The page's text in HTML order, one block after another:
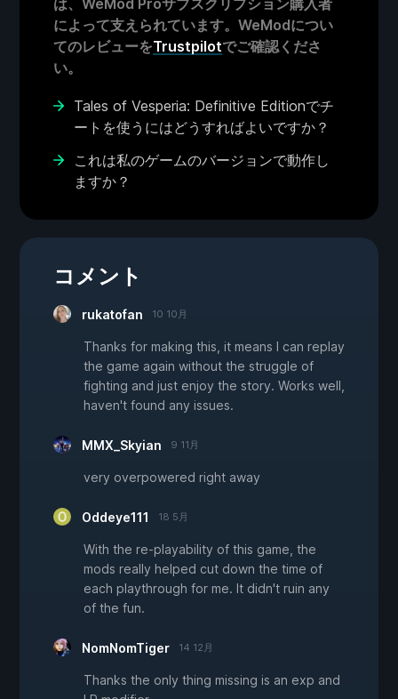
は、WeMod Proサブスクリプション購入者
によって支えられています。WeModについ
てのレビューをTrustpilotでご確認くださ
い。
Tales of Vesperia: Definitive Editionでチ
ートを使うにはどうすればよいですか？
これは私のゲームのバージョンで動作し
ますか？
コメント
rukatofan 10 10月
Thanks for making this, it means I can replay
the game again without the struggle of
fighting and just enjoy the story. Works well,
haven't found any issues.
MMX_Skyian 9 11月
very overpowered right away
Oddeye111 18 5月
With the re-playability of this game, the
mods really helped cut down the time of
each playthrough for me. It didn't ruin any
of the fun.
NomNomTiger 14 12月
Thanks the only thing missing is an exp and